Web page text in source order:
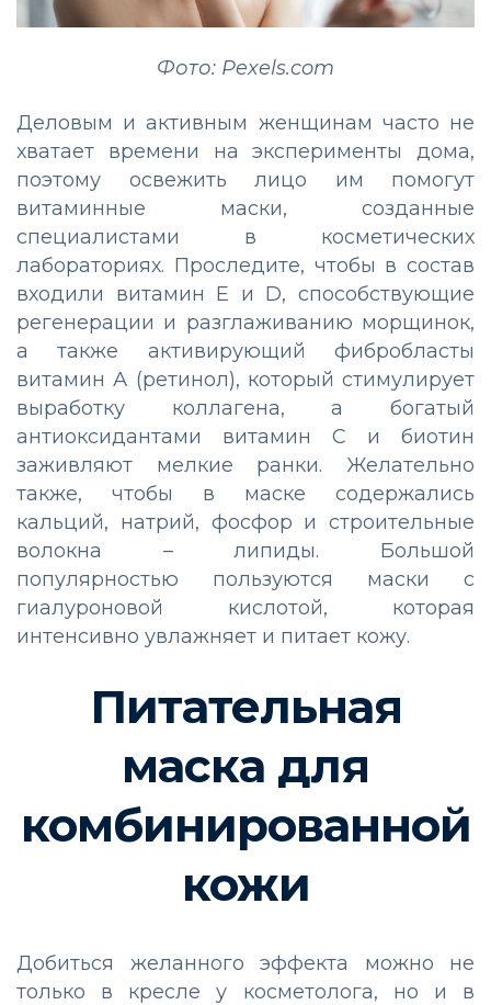
Фото: Pexels.com
Деловым и активным женщинам часто не
хватает времени на эксперименты дома,
поэтому освежить лицо им помогут
витаминные маски, созданные
специалистами в косметических
лабораториях. Проследите, чтобы в состав
входили витамин Е и D, способствующие
регенерации и разглаживанию морщинок,
а также активирующий фибробласты
витамин А (ретинол), который стимулирует
выработку коллагена, а богатый
антиоксидантами витамин С и биотин
заживляют мелкие ранки. Желательно
также, чтобы в маске содержались
кальций, натрий, фосфор и строительные
волокна – липиды. Большой
популярностью пользуются маски с
гиалуроновой кислотой, которая
интенсивно увлажняет и питает кожу.
Питательная
маска для
комбинированной
кожи
Добиться желанного эффекта можно не
только в кресле у косметолога, но и в